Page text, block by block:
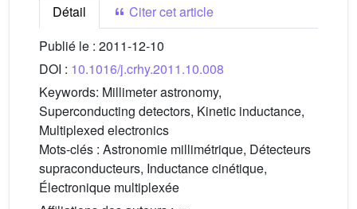
Détail
Citer cet article
Publié le : 2011-12-10
DOI : 10.1016/j.crhy.2011.10.008
Keywords: Millimeter astronomy,
Superconducting detectors, Kinetic inductance,
Multiplexed electronics
Mots-clés : Astronomie millimétrique, Détecteurs
supraconducteurs, Inductance cinétique,
Électronique multiplexée